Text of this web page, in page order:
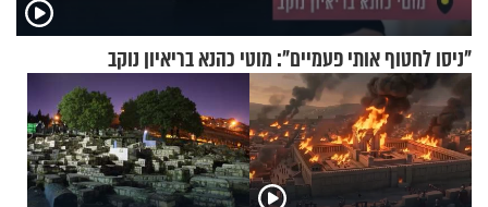
"ניסו לחטוף אותי פעמיים": מוטי כהנא בריאיון נוקב